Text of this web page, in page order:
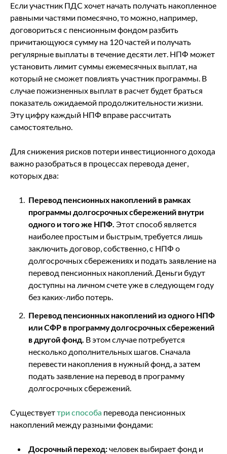
Если участник ПДС хочет начать получать накопленное
равными частями помесячно, то можно, например,
договориться с пенсионным фондом разбить
причитающуюся сумму на 120 частей и получать
регулярные выплаты в течение десяти лет. НПФ может
установить лимит суммы ежемесячных выплат, на
который не сможет повлиять участник программы. В
случае пожизненных выплат в расчет будет браться
показатель ожидаемой продолжительности жизни.
Эту цифру каждый НПФ вправе рассчитать
самостоятельно.
Для снижения рисков потери инвестиционного дохода
важно разобраться в процессах перевода денег,
которых два:
Перевод пенсионных накоплений в рамках
программы долгосрочных сбережений внутри
одного и того же НПФ. Этот способ является
наиболее простым и быстрым, требуется лишь
заключить договор, собственно, с НПФ о
долгосрочных сбережениях и подать заявление на
перевод пенсионных накоплений. Деньги будут
доступны на личном счете уже в следующем году
без каких-либо потерь.
Перевод пенсионных накоплений из одного НПФ
или СФР в программу долгосрочных сбережений
в другой фонд. В этом случае потребуется
несколько дополнительных шагов. Сначала
перевести накопления в нужный фонд, а затем
подать заявление на перевод в программу
долгосрочных сбережений.
Существуеттри способа перевода пенсионных
накоплений между разными фондами:
Досрочный переход:человек выбирает фонд и